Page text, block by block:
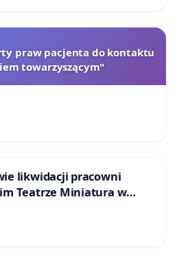
praw pacjenta do kontaktu
towarzyszącym"
likwidacji pracowni
Teatrze Miniatura w